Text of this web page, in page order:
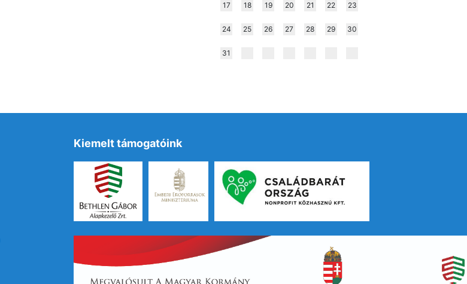
17 18 19 20 21 22 23
24 25 26 27 28 29 30
31
Kiemelt támogatóink